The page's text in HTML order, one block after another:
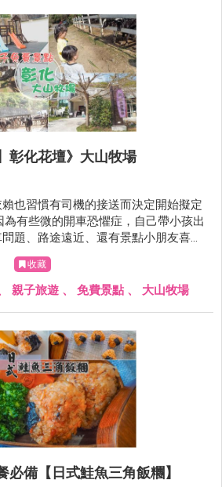
彰化花壇》大山牧場
也習慣有司機的接送而決定開始擬定
題、路途遠近、還有景點小朋友喜不
不賴的! 媽媽我呢決定跨出
有勇氣帶雙寶去更多地方探險XD
收藏
親子旅遊 、 免費景點 、 大山牧場
必備【日式鮭魚三角飯糰】